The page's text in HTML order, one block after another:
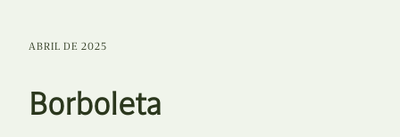
ABRIL DE 2025
Borboleta